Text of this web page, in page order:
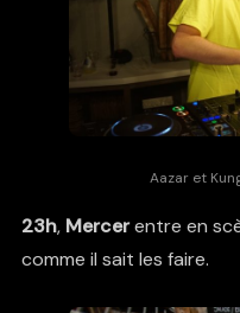
Aazar et
23h, Mercerentre en
comme il sait les faire.